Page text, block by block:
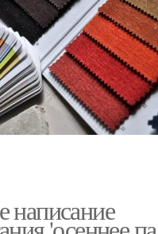
написание